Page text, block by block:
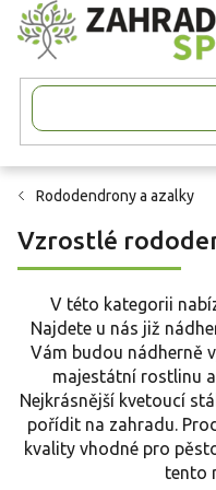
Přejít
na
obsah
Rododendrony a azalky
Vzrostlé
V této kategorii
Najdete u nás již
Vám budou nádherně
majestátní rostlinu
Nejkrásnější kvetoucí
pořídit na zahradu.
kvality vhodné pro
tento